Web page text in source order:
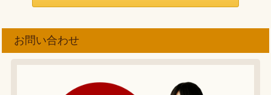
お問い合わせ